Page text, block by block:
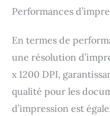
Performances
En termes de
une résolution
x 1200 DPI,
qualité pour les
d’impression est